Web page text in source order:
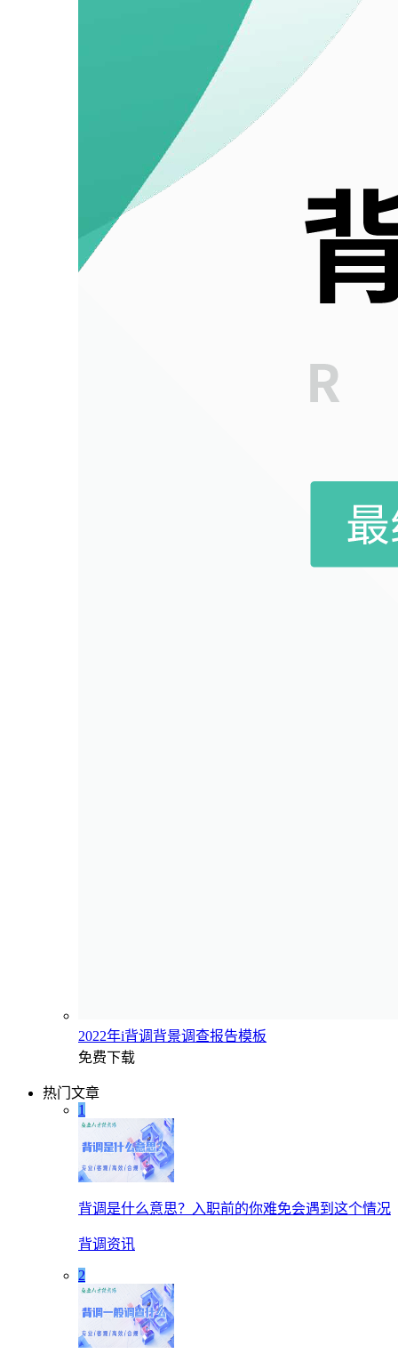
2022年i背调背景调查报告模板
免费下载
热门文章
1
背调是什么意思？入职前的你难免会遇到这个情况
背调资讯
2